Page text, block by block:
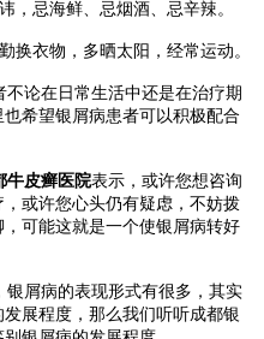
忌海鲜、忌烟酒、忌辛辣。
衣物，多晒太阳，经常运动。
论在日常生活中还是在治疗期
希望银屑病患者可以积极配合
牛皮癣医院表示，或许您想咨询
或许您心头仍有疑虑，不妨拨
可能这就是一个使银屑病转好
屑病的表现形式有很多，其实
展程度，那么我们听听成都银